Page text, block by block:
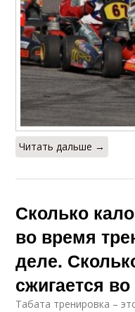
Читать дальше →
Сколько
во время
деле.
сжигается
Табата тренировка –